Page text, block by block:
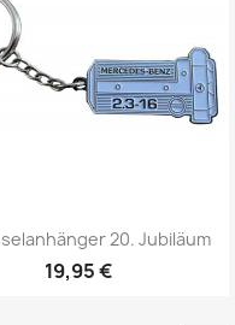
Vorschau20. Jubiläum
19,95 €